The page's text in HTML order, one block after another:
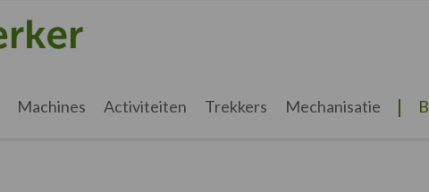
Machines Activiteiten Trekkers Mechanisatie